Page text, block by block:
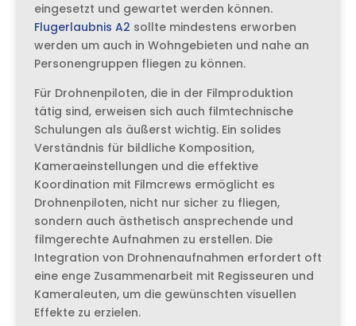
eingesetzt und gewartet werden können.
Flugerlaubnis A2 sollte mindestens erworben
werden um auch in Wohngebieten und nahe an
Personengruppen fliegen zu können.
Für Drohnenpiloten, die in der Filmproduktion
tätig sind, erweisen sich auch filmtechnische
Schulungen als äußerst wichtig. Ein solides
Verständnis für bildliche Komposition,
Kameraeinstellungen und die effektive
Koordination mit Filmcrews ermöglicht es
Drohnenpiloten, nicht nur sicher zu fliegen,
sondern auch ästhetisch ansprechende und
filmgerechte Aufnahmen zu erstellen. Die
Integration von Drohnenaufnahmen erfordert oft
eine enge Zusammenarbeit mit Regisseuren und
Kameraleuten, um die gewünschten visuellen
Effekte zu erzielen.